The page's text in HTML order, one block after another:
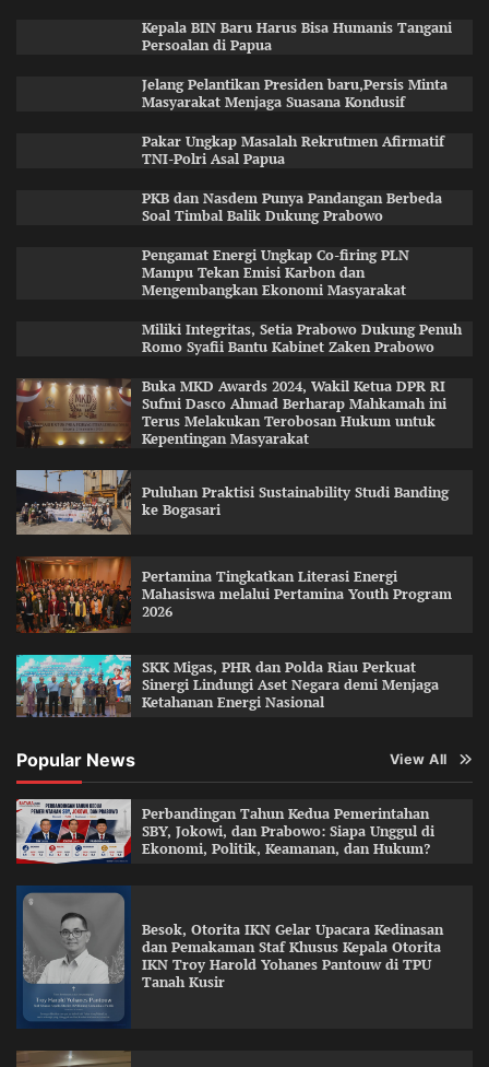
Kepala BIN Baru Harus Bisa Humanis Tangani
Persoalan di Papua
Jelang Pelantikan Presiden baru,Persis Minta
Masyarakat Menjaga Suasana Kondusif
Pakar Ungkap Masalah Rekrutmen Afirmatif
TNI-Polri Asal Papua
PKB dan Nasdem Punya Pandangan Berbeda
Soal Timbal Balik Dukung Prabowo
Pengamat Energi Ungkap Co-firing PLN
Mampu Tekan Emisi Karbon dan
Mengembangkan Ekonomi Masyarakat
Miliki Integritas, Setia Prabowo Dukung Penuh
Romo Syafii Bantu Kabinet Zaken Prabowo
Buka MKD Awards 2024, Wakil Ketua DPR RI
Sufmi Dasco Ahmad Berharap Mahkamah ini
Terus Melakukan Terobosan Hukum untuk
Kepentingan Masyarakat
Puluhan Praktisi Sustainability Studi Banding
ke Bogasari
Pertamina Tingkatkan Literasi Energi
Mahasiswa melalui Pertamina Youth Program
2026
SKK Migas, PHR dan Polda Riau Perkuat
Sinergi Lindungi Aset Negara demi Menjaga
Ketahanan Energi Nasional
Popular News View All
Perbandingan Tahun Kedua Pemerintahan
SBY, Jokowi, dan Prabowo: Siapa Unggul di
Ekonomi, Politik, Keamanan, dan Hukum?
Besok, Otorita IKN Gelar Upacara Kedinasan
dan Pemakaman Staf Khusus Kepala Otorita
IKN Troy Harold Yohanes Pantouw di TPU
Tanah Kusir